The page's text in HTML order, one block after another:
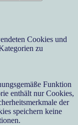
Cookies und
zu
Funktion
enthält nur Cookies,
der
speichern keine